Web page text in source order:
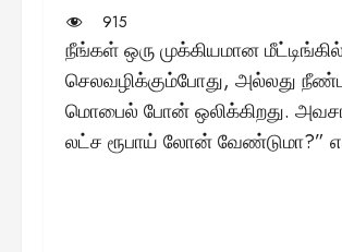
915
நீங்கள் ஒரு முக்கியமான
செலவழிக்கும்போது, அல்லது
மொபைல் போன் ஒலிக்கிறது.
லட்ச ரூபாய் லோன் வேண்டுமா?”